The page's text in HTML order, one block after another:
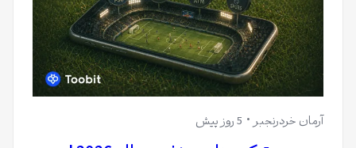
آرمان خردرنجبر 5 روز پیش